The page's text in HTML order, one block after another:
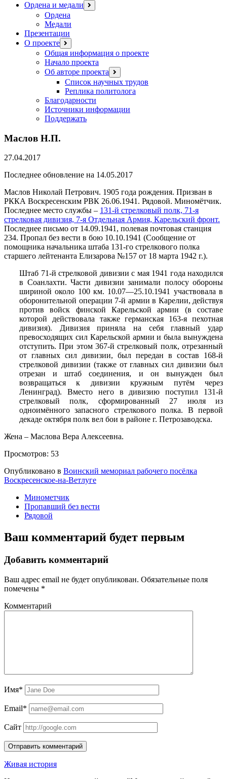
Ордена и медали открыть
меню
Ордена
Медали
Презентации
О проекте открыть
меню
Общая информация о проекте
Начало проекта
Об авторе проекта открыть
меню
Список научных трудов
Реплика политолога
Благодарности
Источники информации
Поддержать
Маслов Н.П.
27.04.2017
Последнее обновление на 14.05.2017
Маслов Николай Петрович. 1905 года рождения. Призван в
РККА Воскресенским РВК 26.06.1941. Рядовой. Миномётчик.
Последнее место службы – 131-й стрелковый полк, 71-я
стрелковая дивизия, 7-я Отдельная Армия, Карельский фронт.
Последнее письмо от 14.09.1941, полевая почтовая станция
234. Пропал без вести в бою 10.10.1941 (Сообщение от
помощника начальника штаба 131-го стрелкового полка
старшего лейтенанта Елизарова №157 от 18 марта 1942 г.).
Штаб 71-й стрелковой дивизии с мая 1941 года находился
в Соанлахти. Части дивизии занимали полосу обороны
шириной около 100 км. 10.07—25.10.1941 участвовала в
оборонительной операции 7-й армии в Карелии, действуя
против войск финской Карельской армии (в составе
которой действовала также германская 163-я пехотная
дивизия). Дивизия приняла на себя главный удар
превосходящих сил Карельской армии и была вынуждена
отступить. При этом 367-й стрелковый полк, отрезанный
от главных сил дивизии, был передан в состав 168-й
стрелковой дивизии (также от главных сил дивизии был
отрезан и штаб соединения, и он вынужден был
возвращаться к дивизии кружным путём через
Ленинград). Вместо него в дивизию поступил 131-й
стрелковый полк, сформированный 27 июля из
одноимённого запасного стрелкового полка. В первой
декаде октября полк вел бои в районе г. Петрозаводска.
Жена – Маслова Вера Алексеевна.
Просмотров: 53
Опубликовано в Воинский мемориал рабочего посёлка
Воскресенское-на-Ветлуге
Минометчик
Пропавший без вести
Рядовой
Ваш комментарий будет первым
Добавить комментарий
Ваш адрес email не будет опубликован. Обязательные поля
помечены *
Комментарий
Имя*
Email*
Сайт
Живая история